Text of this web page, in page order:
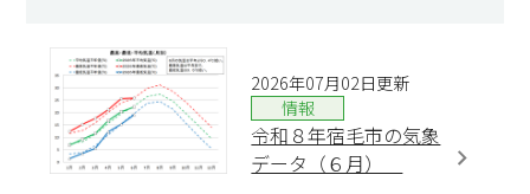
2026年07月02日更新
情報
令和８年宿毛市の気象
データ（６月）